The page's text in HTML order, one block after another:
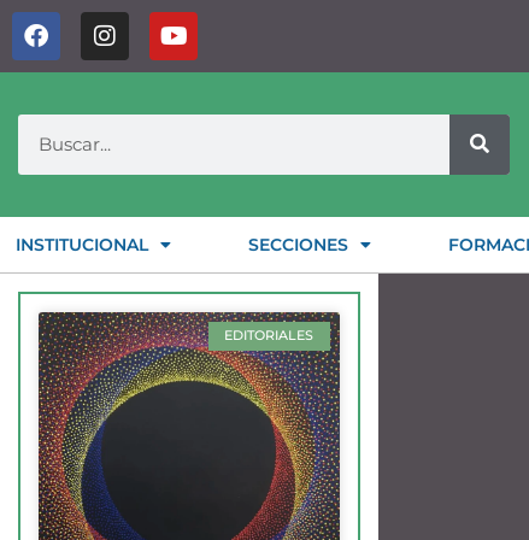
INSTITUCIONAL SECCIONES
EDITORIALES